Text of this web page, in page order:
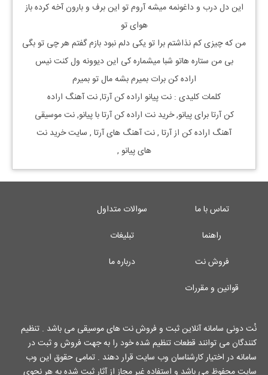
این دل درب و داغونمه میشه آروم تو این برف و بارون آخه کرده باز
هوای تو
من که چیزی کم نذاشتم برا تو یکی دلم نبود بازم گفتم هر چی تو بگی
بی من ستاره هاتو شبا میشماره کی این دیوونه ول کنت نیس
اراده کن برات بمیرم بشه مال تو بمیرم
کلمات کلیدی : نتپیانو اراده کنآرتا, نت آهنگ اراده
کنآرتابرایپیانو, خرید نت اراده کنآرتاباپیانو, نت موسیقی
آهنگ اراده کن ازآرتا , نت آهنگ هایآرتا , سایت خرید نت
هایپیانو ,
تماس با ما
سوالات متداول
راهنما
تبلیغات
فروش نت
درباره ما
قوانین و مقررات
نُت دونی سامانه آنلاین ثبت و فروش نت های موسیقی می باشد . تنظیم
کنندگان می توانند قطعات تنظیم شده خود را به جهت فروش و ثبت در
سامانه در اختیار کارشناسان وب سایت قرار دهند . تمامی حقوق این وب
سایت محفوظ می باشد و استفاده غیر مجاز از آثار ثبت شده به هر نحوی